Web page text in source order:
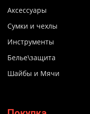
Аксессуары
Сумки и чехлы
Инструменты
Белье\защита
Шайбы и Мячи